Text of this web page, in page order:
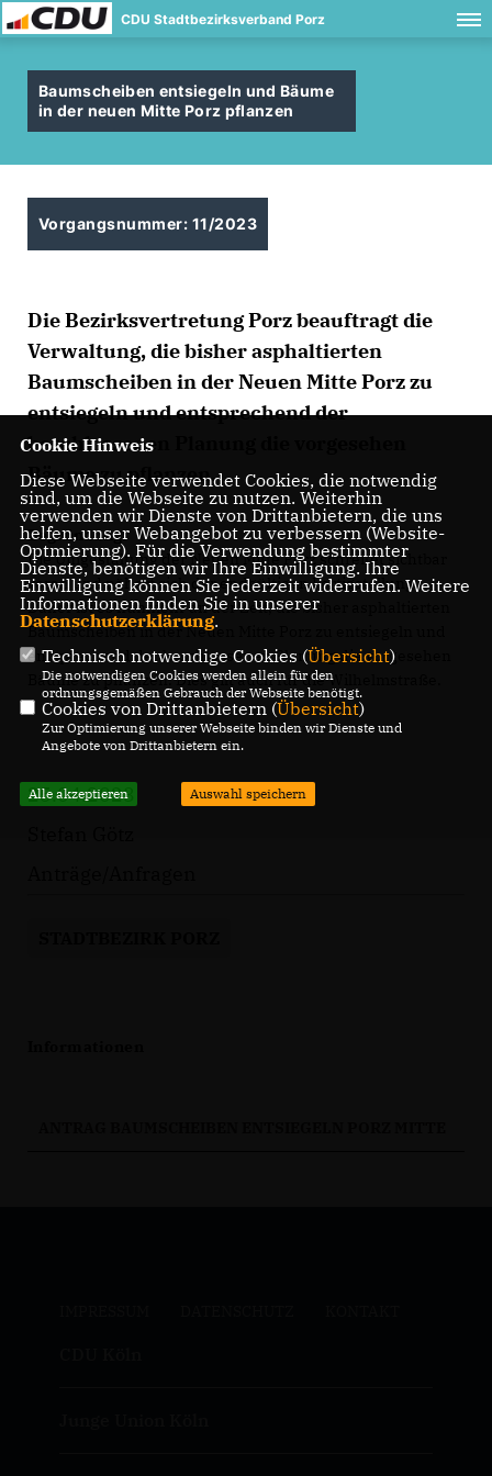
CDU Stadtbezirksverband Porz
Baumscheiben entsiegeln und Bäume
in der neuen Mitte Porz pflanzen
Vorgangsnummer: 11/2023
Die Bezirksvertretung Porz beauftragt die
Verwaltung, die bisher asphaltierten
Baumscheiben in der Neuen Mitte Porz zu
entsiegeln und entsprechend der
beschlossenen Planung die vorgesehen
Bäume zu pflanzen.
Begründung:
Die Umgestaltung der Neuen Mitte Porz schreitet sichtbar
voran und nähert sich der endgültigen Fertigstellung.
Daher ist es nunmehr an der Zeit, die bisher asphaltierten
Baumscheiben in der Neuen Mitte Porz zu entsiegeln und
entsprechend der beschlossenen Planung die vorgesehen
Bäume zu pflanzen. Dies gilt auch für die Wilhelmstraße.
25.04.2023
Cookie Hinweis
Diese Webseite verwendet Cookies, die notwendig
sind, um die Webseite zu nutzen. Weiterhin
verwenden wir Dienste von Drittanbietern, die uns
helfen, unser Webangebot zu verbessern (Website-
Optmierung). Für die Verwendung bestimmter
Dienste, benötigen wir Ihre Einwilligung. Ihre
Einwilligung können Sie jederzeit widerrufen. Weitere
Informationen finden Sie in unserer
Datenschutzerklärung.
Technisch notwendige Cookies (Übersicht)
Die notwendigen Cookies werden allein für den
ordnungsgemäßen Gebrauch der Webseite benötigt.
Cookies von Drittanbietern (Übersicht)
Zur Optimierung unserer Webseite binden wir Dienste und
Angebote von Drittanbietern ein.
Alle akzeptieren Auswahl speichern